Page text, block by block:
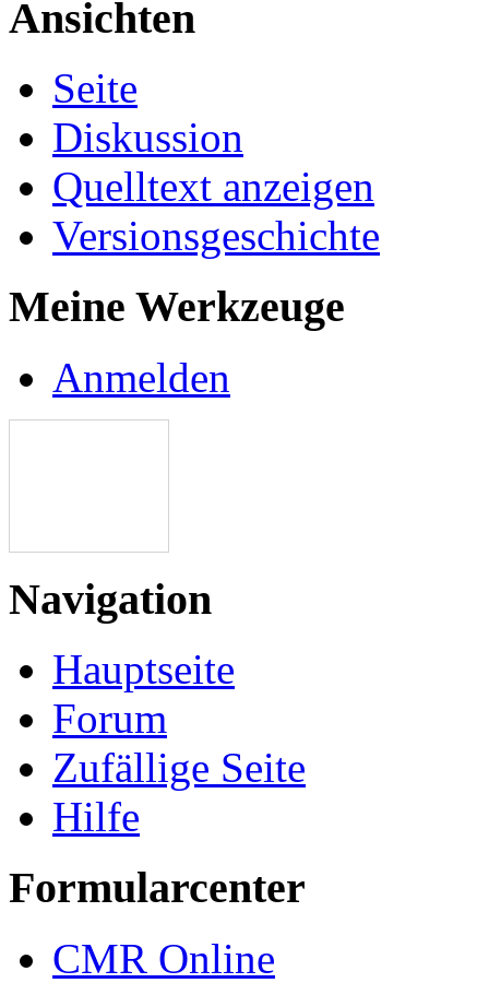
Ansichten
Seite
Diskussion
Quelltext anzeigen
Versionsgeschichte
Meine Werkzeuge
Anmelden
Navigation
Hauptseite
Forum
Zufällige Seite
Hilfe
Formularcenter
CMR Online